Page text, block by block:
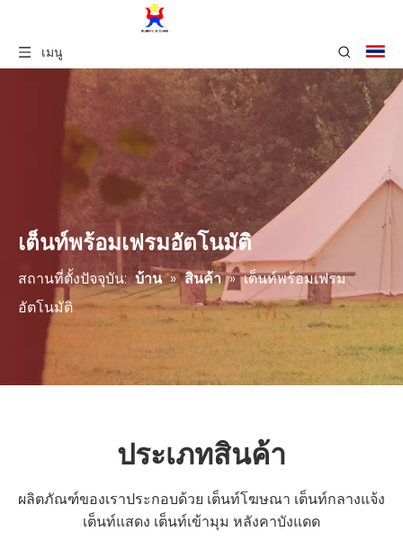
เมนู
เต็นท์พร้อมเฟรมอัตโนมัติ
สถานที่ตั้งปัจจุบัน: บ้าน » สินค้า » เต็นท์พร้อมเฟรม
อัตโนมัติ
ประเภทสินค้า
ผลิตภัณฑ์ของเราประกอบด้วย เต็นท์โฆษณา เต็นท์กลางแจ้ง
เต็นท์แสดง เต็นท์เข้ามุม หลังคาบังแดด